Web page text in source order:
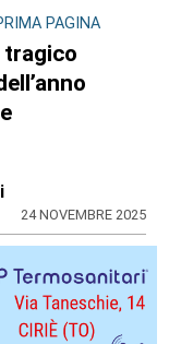
PAGINA
24 NOVEMBRE 2025